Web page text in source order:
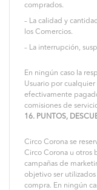
comprados.
– La calidad y
los Comercios.
– La interrupción,
En ningún caso la
Usuario por
efectivamente
comisiones de
16. PUNTOS,
Circo Corona se
Circo Corona u otros
campañas de
objetivo ser
compra. En ningún